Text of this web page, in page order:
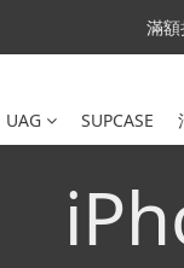
會員
滿
會員
UAG SUPCASE